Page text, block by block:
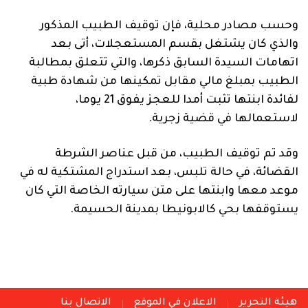
وحسب مصادر محلية، فإن توقيف الطبيب المذكور
والذي كان يشتغل بقسم المستعجلات، أتى بعد
اتهامات السيدة السابق ذكرها، والتي تتعلق بمطالبة
الطبيب بمبلغ مالي مقابل تمكينها من شهادة طبية
لفائدة ابنتها تثبت أمدا للعجز يفوق 21 يوما،
لاستعمالها في قضية زجرية.
وقد تم توقيف الطبيب، من قبل عناصر الشرطة
القضائة، في حالة تلبس، بعد استدراج المشتكية له في
موعد معها وابنتها على متن سيارته الخاصة التي كان
يستوقفها بحي كالابونيطا بمدينة الحسيمة.
هيئة التحرير الاعلان في الموقع الاتصال بنا